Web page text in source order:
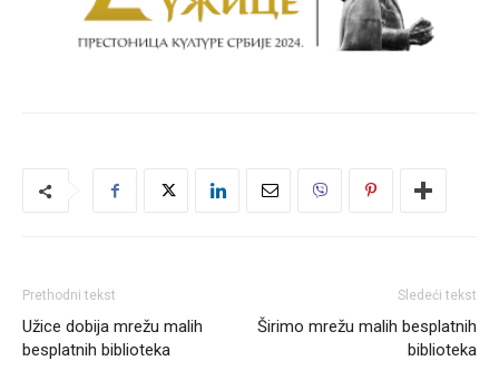
Prethodni tekst
Užice dobija mrežu malih
besplatnih biblioteka
Sledeći tekst
Širimo mrežu malih besplatnih
biblioteka